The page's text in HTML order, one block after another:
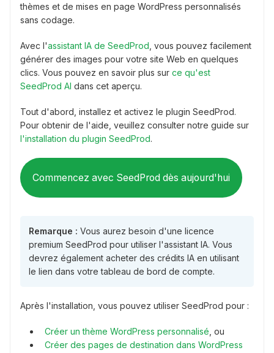
thèmes et de mises en page WordPress personnalisés
sans codage.
Avec l'assistant IA de SeedProd , vous pouvez facilement
générer des images pour votre site Web en quelques
clics. Vous pouvez en savoir plus sur ce qu'est
SeedProd AI dans cet aperçu.
Tout d'abord, installez et activez le plugin SeedProd.
Pour obtenir de l'aide, veuillez consulter notre guide sur
l'installation du plugin SeedProd.
Commencez avec SeedProd dès aujourd'hui
Remarque : Vous aurez besoin d'une licence
premium SeedProd pour utiliser l'assistant IA. Vous
devrez également acheter des crédits IA en utilisant
le lien dans votre tableau de bord de compte.
Après l'installation, vous pouvez utiliser SeedProd pour :
Créer un thème WordPress personnalisé , ou
Créer des pages de destination dans WordPress